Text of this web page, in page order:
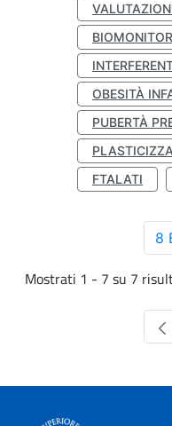
OBESITÀ
PUBERTÀ
FTALATI
8
Mostrati 1 - 7 su 7